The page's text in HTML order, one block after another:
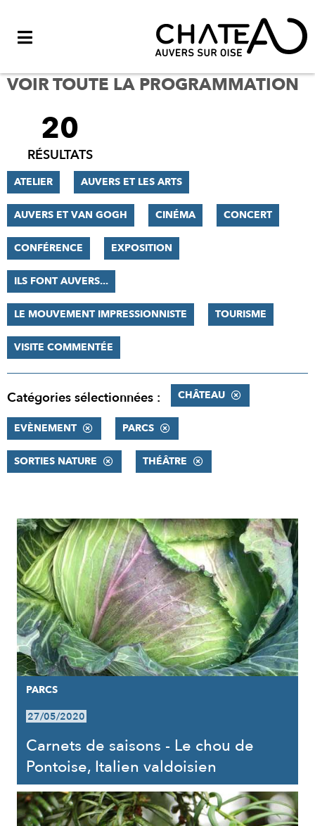
VOIR TOUTE LA PROGRAMMATION
FILTRER
RÉSULTATS
20
RÉSULTATS
ATELIER AUVERS ET LES ARTS
AUVERS ET VAN GOGH CINÉMA CONCERT
CONFÉRENCE EXPOSITION
ILS FONT AUVERS...
LE MOUVEMENT IMPRESSIONNISTE TOURISME
VISITE COMMENTÉE
Catégories sélectionnées : CHÂTEAU
EVÈNEMENT PARCS
SORTIES NATURE THÉÂTRE
RÉSULTATS
PARCS
27/05/2020
Carnets de saisons - Le chou de
Pontoise, Italien valdoisien